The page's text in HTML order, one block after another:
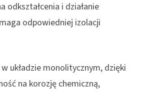
odkształcenia i działanie
odpowiedniej izolacji
układzie monolitycznym, dzięki
na korozję chemiczną,